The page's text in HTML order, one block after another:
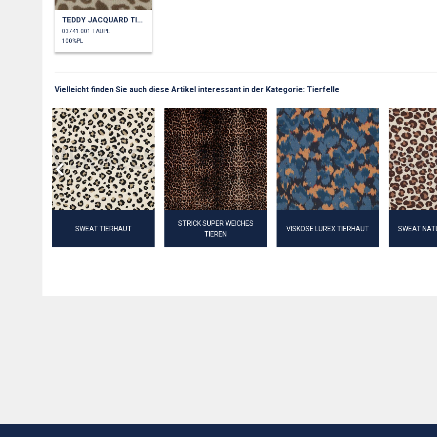
TEDDY JACQUARD TIERHAUT
03741.001 TAUPE
100%PL
Vielleicht finden Sie auch diese Artikel interessant in der Kategorie: Tierfelle
SWEAT TIERHAUT
STRICK SUPER WEICHES
TIEREN
VISKOSE LUREX TIERHAUT SWEAT